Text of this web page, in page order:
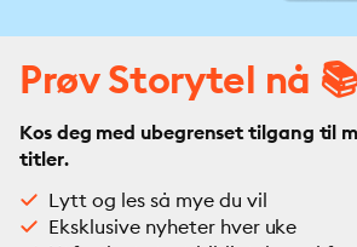
Prøv Storytel nå
Kos deg med ubegrenset tilgang til
titler.
Lytt og les så mye du vil
Eksklusive nyheter hver uke